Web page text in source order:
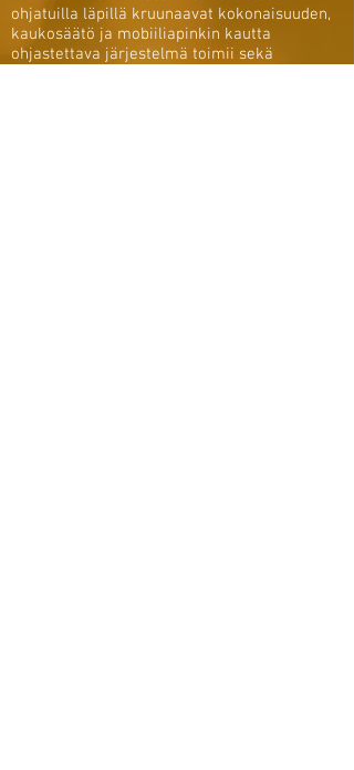
ohjatuilla läpillä kruunaavat kokonaisuuden,
kaukosäätö ja mobiiliapinkin kautta
ohjastettava järjestelmä toimii sekä